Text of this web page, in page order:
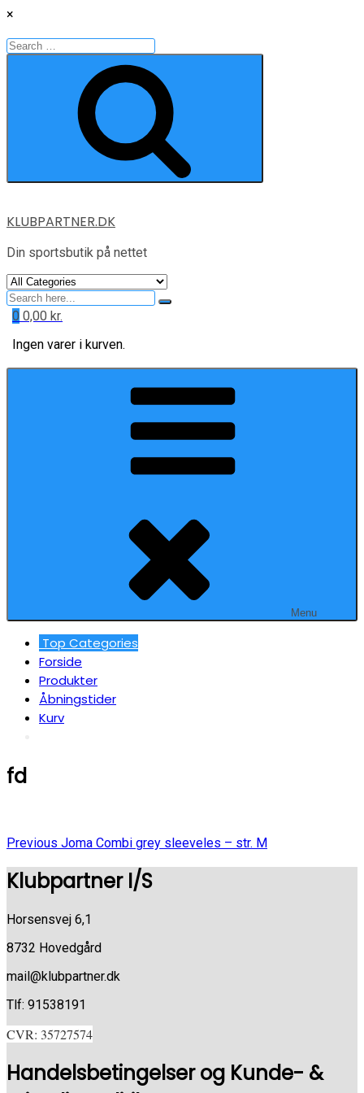
×
Search
for:
Skip
content
KLUBPARTNER.DK
Din sportsbutik på nettet
Search
for
0 0,00 kr.
Ingen varer i kurven.
Menu
Top Categories
Forside
Produkter
Åbningstider
Kurv
fd
Indlægsnavigation
Previous
Previous Joma Combi grey sleeveles – str. M
Klubpartner I/S
Horsensvej 6,1
8732 Hovedgård
mail@klubpartner.dk
Tlf: 91538191
CVR: 35727574
Handelsbetingelser og Kunde- &